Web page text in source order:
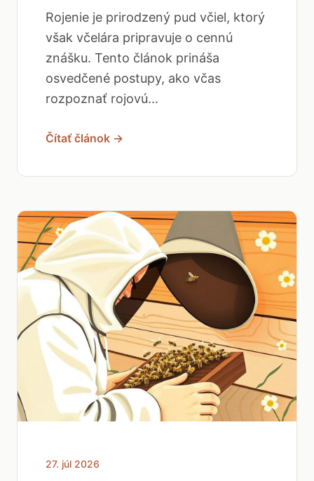
Rojenie je prirodzený pud včiel, ktorý
však včelára pripravuje o cennú
znášku. Tento článok prináša
osvedčené postupy, ako včas
rozpoznať rojovú...
Čítať článok →
27. júl 2026